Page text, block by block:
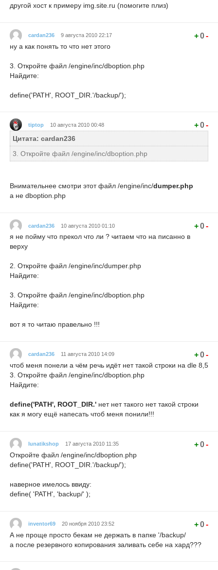
другой хост к примеру img.site.ru (помогите плиз)
cardan236 9 августа 2010 22:17 +0-
ну а как понять то что нет этого
3. Откройте файл /engine/inc/dboption.php
Найдите:
define('PATH', ROOT_DIR.'/backup/');
tiptop 10 августа 2010 00:48 +0-
Цитата: cardan236
3. Откройте файл /engine/inc/dboption.php
Внимательнее смотри этот файл /engine/inc/dumper.php
а не dboption.php
cardan236 10 августа 2010 01:10 +0-
я не пойму что прекол что ли ? читаем что на писанно в
верху
2. Откройте файл /engine/inc/dumper.php
Найдите:
3. Откройте файл /engine/inc/dboption.php
Найдите:
вот я то читаю правельно !!!
cardan236 11 августа 2010 14:09 +0-
чтоб меня понели а чём речь идёт нет такой строки на dle 8,5
3. Откройте файл /engine/inc/dboption.php
Найдите:
define('PATH', ROOT_DIR.' нет нет такого нет такой строки
как я могу ещё напесать чтоб меня понили!!!
lunatikshop 17 августа 2010 11:35 +0-
Откройте файл /engine/inc/dboption.php
define('PATH', ROOT_DIR.'/backup/');
наверное имелось ввиду:
define( 'PATH', 'backup/' );
inventor69 20 ноября 2010 23:52 +0-
А не проще просто бекам не держать в папке '/backup/
а после резервного копирования заливать себе на хард???